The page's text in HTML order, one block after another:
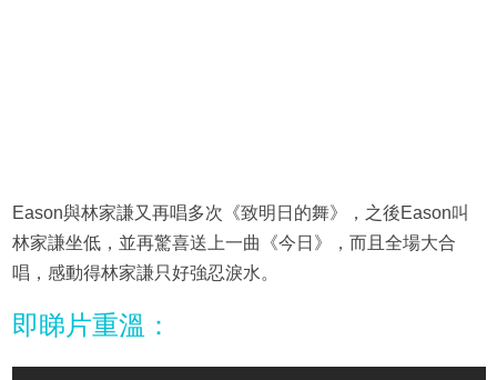
Eason與林家謙又再唱多次《致明日的舞》，之後Eason叫
林家謙坐低，並再驚喜送上一曲《今日》，而且全場大合
唱，感動得林家謙只好強忍淚水。
即睇片重溫：